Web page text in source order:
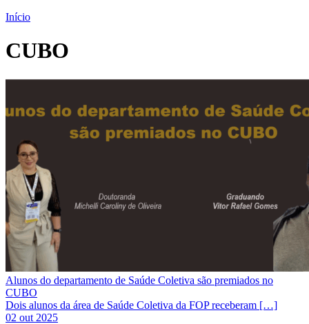
Início
CUBO
Alunos do departamento de Saúde Coletiva são premiados no
CUBO
Dois alunos da área de Saúde Coletiva da FOP receberam […]
02 out 2025